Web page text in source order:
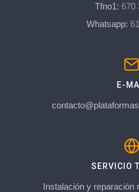
Tfno1: 670
Whatsapp:
E-
SERVICIO
Instalación y reparación